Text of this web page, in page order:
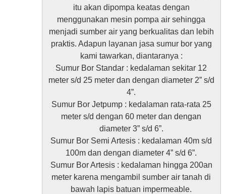
itu akan dipompa keatas dengan
menggunakan mesin pompa air sehingga
menjadi sumber air yang berkualitas dan lebih
praktis. Adapun layanan jasa sumur bor yang
kami tawarkan, diantaranya :
Sumur Bor Standar : kedalaman sekitar 12
meter s/d 25 meter dan dengan diameter 2” s/d
4”.
Sumur Bor Jetpump : kedalaman rata-rata 25
meter s/d dengan 60 meter dan dengan
diameter 3” s/d 6”.
Sumur Bor Semi Artesis : kedalaman 40m s/d
100m dan dengan diameter 4” s/d 6”.
Sumur Bor Artesis : kedalaman hingga 200an
meter karena mengambil sumber air tanah di
bawah lapis batuan impermeable.